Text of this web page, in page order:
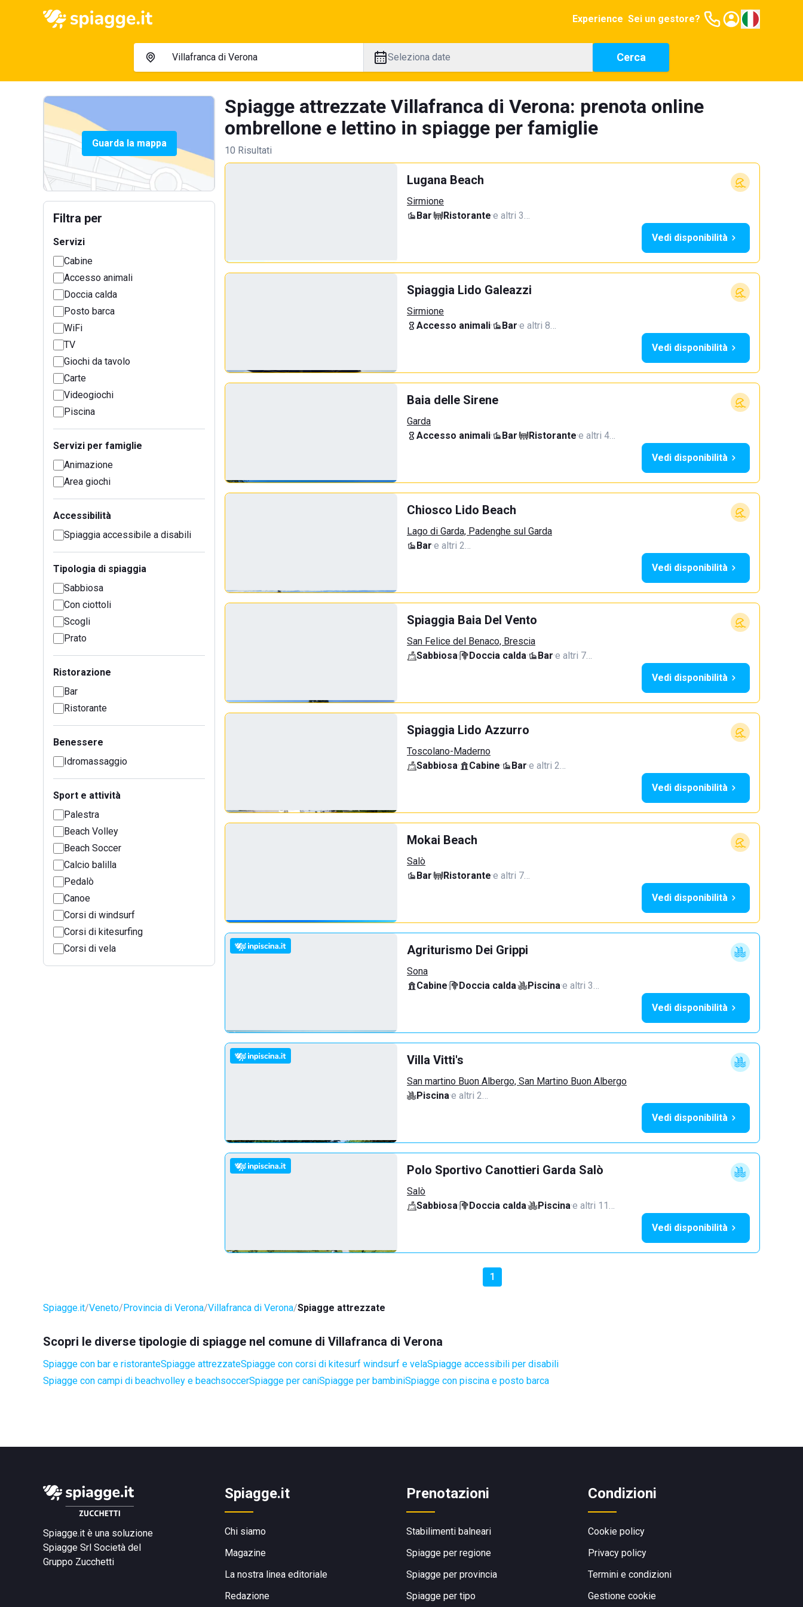
Experience Sei un gestore?
Seleziona date Cerca
Guarda la mappa
Filtra per
Servizi
Cabine
Accesso animali
Doccia calda
Posto barca
WiFi
TV
Giochi da tavolo
Carte
Videogiochi
Piscina
Servizi per famiglie
Animazione
Area giochi
Accessibilità
Spiaggia accessibile a disabili
Tipologia di spiaggia
Sabbiosa
Con ciottoli
Scogli
Prato
Ristorazione
Bar
Ristorante
Benessere
Idromassaggio
Sport e attività
Palestra
Beach Volley
Beach Soccer
Calcio balilla
Pedalò
Canoe
Corsi di windsurf
Corsi di kitesurfing
Corsi di vela
Spiagge attrezzate Villafranca di Verona: prenota online
ombrellone e lettino in spiagge per famiglie
10 Risultati
Lugana Beach
Sirmione
Bar· Ristorante·e altri 3…
Vedi disponibilità
Spiaggia Lido Galeazzi
Sirmione
Accesso animali· Bar·e altri 8…
Vedi disponibilità
Baia delle Sirene
Garda
Accesso animali· Bar· Ristorante·e altri 4…
Vedi disponibilità
Chiosco Lido Beach
Lago di Garda, Padenghe sul Garda
Bar·e altri 2…
Vedi disponibilità
Spiaggia Baia Del Vento
San Felice del Benaco, Brescia
Sabbiosa· Doccia calda· Bar·e altri 7…
Vedi disponibilità
Spiaggia Lido Azzurro
Toscolano-Maderno
Sabbiosa· Cabine· Bar·e altri 2…
Vedi disponibilità
Mokai Beach
Salò
Bar· Ristorante·e altri 7…
Vedi disponibilità
Agriturismo Dei Grippi
Sona
Cabine· Doccia calda· Piscina·e altri 3…
Vedi disponibilità
Villa Vitti's
San martino Buon Albergo, San Martino Buon Albergo
Piscina·e altri 2…
Vedi disponibilità
Polo Sportivo Canottieri Garda Salò
Salò
Sabbiosa· Doccia calda· Piscina·e altri 11…
Vedi disponibilità
1
Spiagge.it Veneto Provincia di Verona Villafranca di Verona Spiagge attrezzate
Scopri le diverse tipologie di spiagge nel comune di Villafranca di Verona
Spiagge con bar e ristoranteSpiagge attrezzateSpiagge con corsi di kitesurf windsurf e velaSpiagge accessibili per disabili
Spiagge con campi di beachvolley e beachsoccerSpiagge per caniSpiagge per bambiniSpiagge con piscina e posto barca
Spiagge.it è una soluzione
Spiagge Srl Società del
Gruppo Zucchetti
Spiagge.it
Chi siamo
Magazine
La nostra linea editoriale
Redazione
Prenotazioni
Stabilimenti balneari
Spiagge per regione
Spiagge per provincia
Spiagge per tipo
Condizioni
Cookie policy
Privacy policy
Termini e condizioni
Gestione cookie